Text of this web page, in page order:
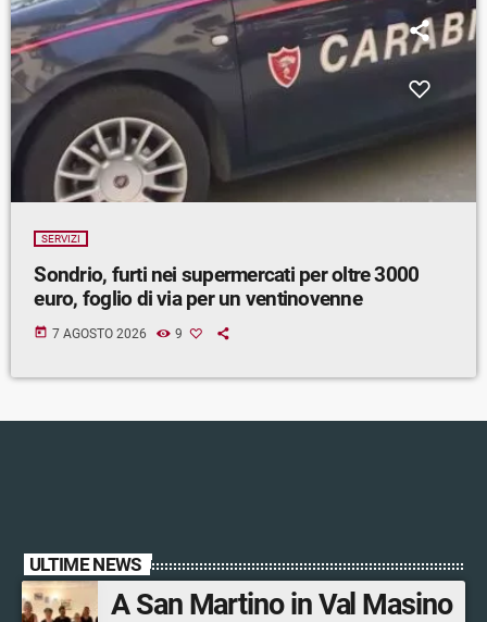
SERVIZI
Sondrio, furti nei supermercati per oltre 3000
euro, foglio di via per un ventinovenne
today 7 AGOSTO 2026 9
ULTIME NEWS
A San Martino in Val Masino